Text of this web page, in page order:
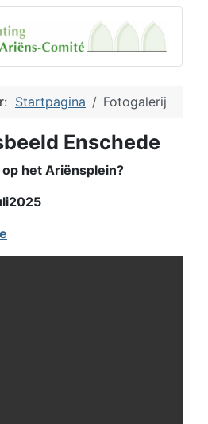
Startpagina Fotogalerij
Enschede
het Ariënsplein?